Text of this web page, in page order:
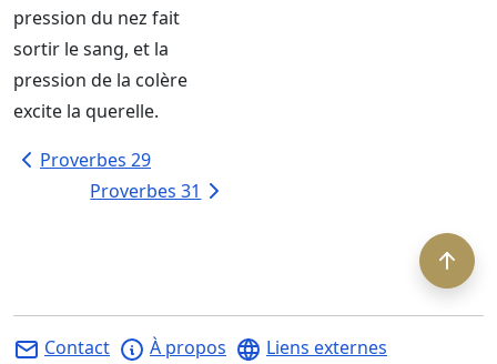
pression du nez fait
sortir le sang, et la
pression de la colère
excite la querelle.
Proverbes 29
Proverbes 31
Contact À propos
Liens externes